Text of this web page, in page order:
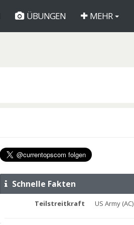
ÜBUNGEN MEHR
Schnelle Fakten
Teilstreitkraft US Army (AC)